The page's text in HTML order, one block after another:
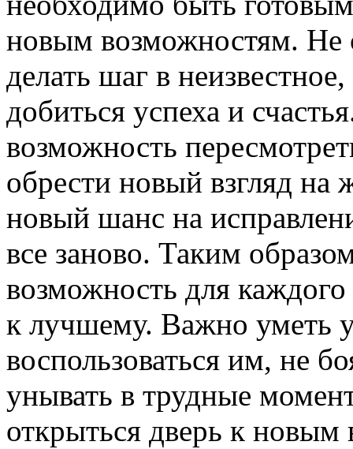
новым возможностям. Не
делать шаг в
добиться успеха и
возможность
обрести новый взгляд на
новый шанс на
все заново. Таким
возможность для
к лучшему. Важно уметь
воспользоваться им, не
унывать в трудные
открыться дверь к